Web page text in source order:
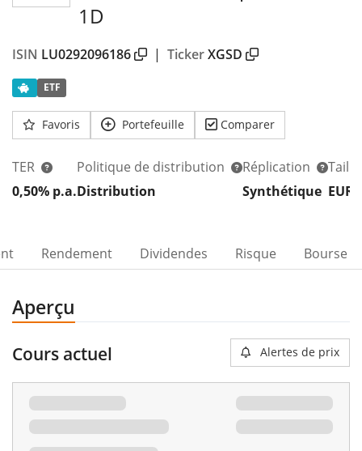
1D
ISIN LU0292096186 | TickerXGSD
ETF
Favoris Portefeuille Comparer
TER
0,50% p.a.
Politique de distribution
Distribution
Réplication
Synthétique EUR
Rendement Dividendes Risque Bourse
Aperçu
Cours actuel Alertes de prix